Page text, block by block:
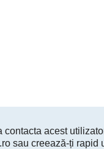
contacta acest
sau creează-ți rapid